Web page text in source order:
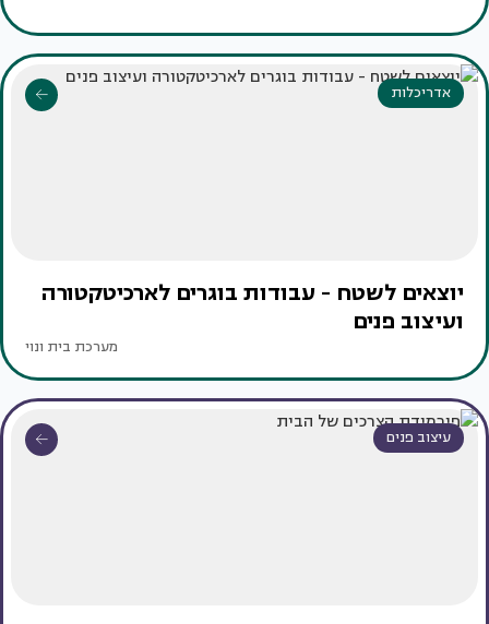
אדריכלות
יוצאים לשטח - עבודות בוגרים לארכיטקטורה
ועיצוב פנים
מערכת בית ונוי
עיצוב פנים